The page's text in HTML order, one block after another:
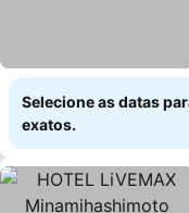
Selecione as datas
exatos.